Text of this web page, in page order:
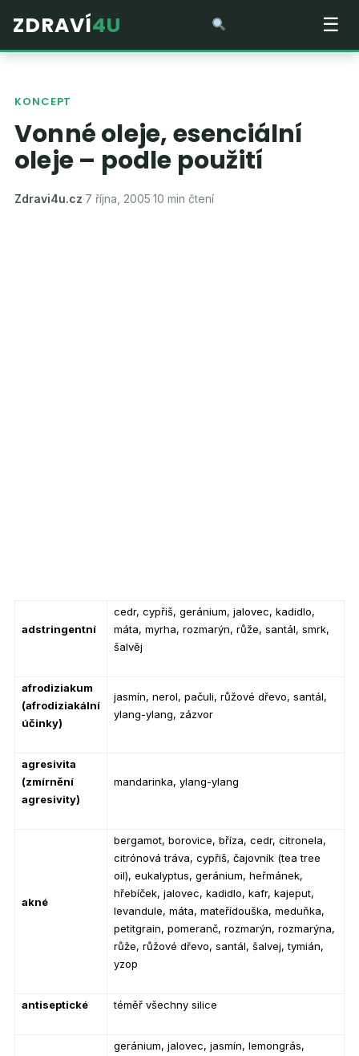
ZDRAVÍ4U ☰
KONCEPT
Vonné oleje, esenciální
oleje – podle použití
Zdravi4u.cz·7 října, 2005·10 min čtení
adstringentní
cedr, cypřiš, geránium, jalovec, kadidlo,
máta, myrha, rozmarýn, růže, santál, smrk,
šalvěj
afrodiziakum
(afrodiziakální
účinky)
jasmín, nerol, pačuli, růžové dřevo, santál,
ylang-ylang, zázvor
agresivita
(zmírnění
agresivity)
mandarinka, ylang-ylang
akné
bergamot, borovice, bříza, cedr, citronela,
citrónová tráva, cypřiš, čajovník (tea tree
oil), eukalyptus, geránium, heřmánek,
hřebíček, jalovec, kadidlo, kafr, kajeput,
levandule, máta, mateřídouška, meduňka,
petitgrain, pomeranč, rozmarýn, rozmarýna,
růže, růžové dřevo, santál, šalvej, tymián,
yzop
antiseptické téměř všechny silice
geránium, jalovec, jasmín, lemongrás,